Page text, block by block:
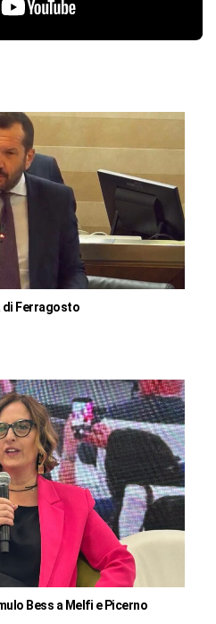
di Ferragosto
Bess a Melfi e Picerno